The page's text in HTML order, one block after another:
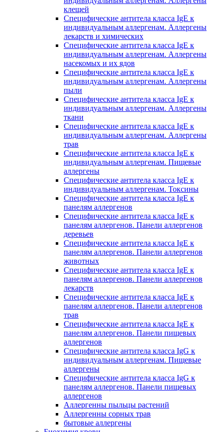
клещей
Специфические антитела класса IgE к
индивидуальным аллергенам. Аллергены
лекарств и химических
Специфические антитела класса IgE к
индивидуальным аллергенам. Аллергены
насекомых и их ядов
Специфические антитела класса IgE к
индивидуальным аллергенам. Аллергены
пыли
Специфические антитела класса IgE к
индивидуальным аллергенам. Аллергены
ткани
Специфические антитела класса IgE к
индивидуальным аллергенам. Аллергены
трав
Специфические антитела класса IgE к
индивидуальным аллергенам. Пищевые
аллергены
Специфические антитела класса IgE к
индивидуальным аллергенам. Токсины
Специфические антитела класса IgE к
панелям аллергенов
Специфические антитела класса IgE к
панелям аллергенов. Панели аллергенов
деревьев
Специфические антитела класса IgE к
панелям аллергенов. Панели аллергенов
животных
Специфические антитела класса IgE к
панелям аллергенов. Панели аллергенов
лекарств
Специфические антитела класса IgE к
панелям аллергенов. Панели аллергенов
трав
Специфические антитела класса IgE к
панелям аллергенов. Панели пищевых
аллергенов
Специфические антитела класса IgG к
индивидуальным аллергенам. Пищевые
аллергены
Специфические антитела класса IgG к
панелям аллергенов. Панели пищевых
аллергенов
Аллергенны пыльцы растений
Аллергенны сорных трав
бытовые аллергены